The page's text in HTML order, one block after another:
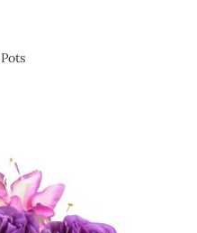
Pots